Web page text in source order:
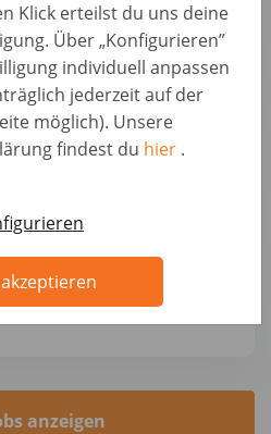
Klick erteilst du uns deine
Über „Konfigurieren”
individuell anpassen
jederzeit auf der
möglich). Unsere
findest du hier .
(B2B)
Germany, Berlin
Monza-Villasanta
anzeigen